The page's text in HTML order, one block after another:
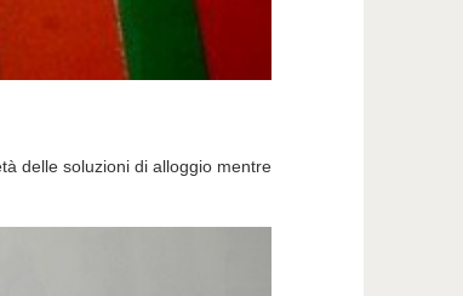
delle soluzioni di alloggio mentre